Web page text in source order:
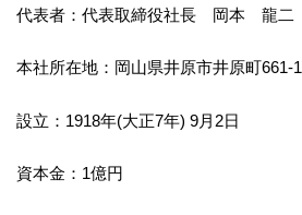
代表者：代表取締役社長 岡本 龍二
本社所在地：岡山県井原市井原町661-1
設立：1918年(大正7年) 9月2日
資本金：1億円